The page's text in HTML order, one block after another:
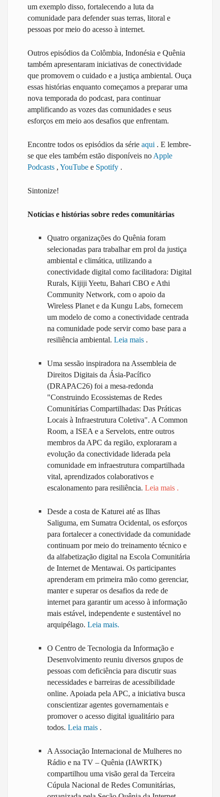
um exemplo disso, fortalecendo a luta da
comunidade para defender suas terras, litoral e
pessoas por meio do acesso à internet.
Outros episódios da Colômbia, Indonésia e Quênia
também apresentaram iniciativas de conectividade
que promovem o cuidado e a justiça ambiental. Ouça
essas histórias enquanto começamos a preparar uma
nova temporada do podcast, para continuar
amplificando as vozes das comunidades e seus
esforços em meio aos desafios que enfrentam.
Encontre todos os episódios da série aqui . E lembre-
se que eles também estão disponíveis no Apple
Podcasts , YouTube e Spotify .
Sintonize!
Notícias e histórias sobre redes comunitárias
Quatro organizações do Quênia foram
selecionadas para trabalhar em prol da justiça
ambiental e climática, utilizando a
conectividade digital como facilitadora: Digital
Rurals, Kijiji Yeetu, Bahari CBO e Athi
Community Network, com o apoio da
Wireless Planet e da Kungu Labs, fornecem
um modelo de como a conectividade centrada
na comunidade pode servir como base para a
resiliência ambiental. Leia mais .
Uma sessão inspiradora na Assembleia de
Direitos Digitais da Ásia-Pacífico
(DRAPAC26) foi a mesa-redonda
"Construindo Ecossistemas de Redes
Comunitárias Compartilhadas: Das Práticas
Locais à Infraestrutura Coletiva". A Common
Room, a ISEA e a Servelots, entre outros
membros da APC da região, exploraram a
evolução da conectividade liderada pela
comunidade em infraestrutura compartilhada
vital, aprendizados colaborativos e
escalonamento para resiliência. Leia mais .
Desde a costa de Katurei até as Ilhas
Saliguma, em Sumatra Ocidental, os esforços
para fortalecer a conectividade da comunidade
continuam por meio do treinamento técnico e
da alfabetização digital na Escola Comunitária
de Internet de Mentawai. Os participantes
aprenderam em primeira mão como gerenciar,
manter e superar os desafios da rede de
internet para garantir um acesso à informação
mais estável, independente e sustentável no
arquipélago. Leia mais.
O Centro de Tecnologia da Informação e
Desenvolvimento reuniu diversos grupos de
pessoas com deficiência para discutir suas
necessidades e barreiras de acessibilidade
online. Apoiada pela APC, a iniciativa busca
conscientizar agentes governamentais e
promover o acesso digital igualitário para
todos. Leia mais .
A Associação Internacional de Mulheres no
Rádio e na TV – Quênia (IAWRTK)
compartilhou uma visão geral da Terceira
Cúpula Nacional de Redes Comunitárias,